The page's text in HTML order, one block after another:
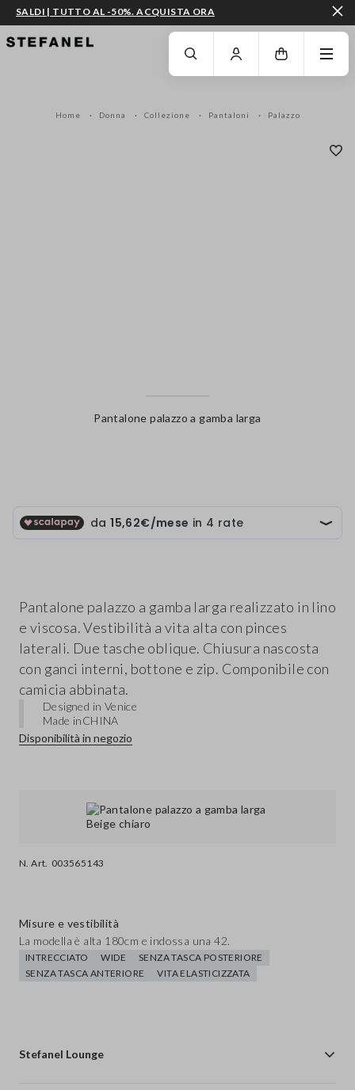
VAI AL CONTENUTO PRINCIPALE SCENDI AL FONDO DELLA PAGINA
SALDI | TUTTO AL -50%. ACQUISTA ORA
Home Donna Collezione Pantaloni Palazzo
Pantalone palazzo a gamba larga
N. Art. 003565143
Pantalone palazzo a gamba larga realizzato in lino
e viscosa. Vestibilità a vita alta con pinces
laterali. Due tasche oblique. Chiusura nascosta
con ganci interni, bottone e zip. Componibile con
camicia abbinata.
Designed in Venice
Made inCHINA
Disponibilità in negozio
Misure e vestibilità
La modella è alta 180cm e indossa una 42.
INTRECCIATO WIDE
SENZA TASCA POSTERIORE
SENZA TASCA ANTERIORE
VITA ELASTICIZZATA
Stefanel Lounge